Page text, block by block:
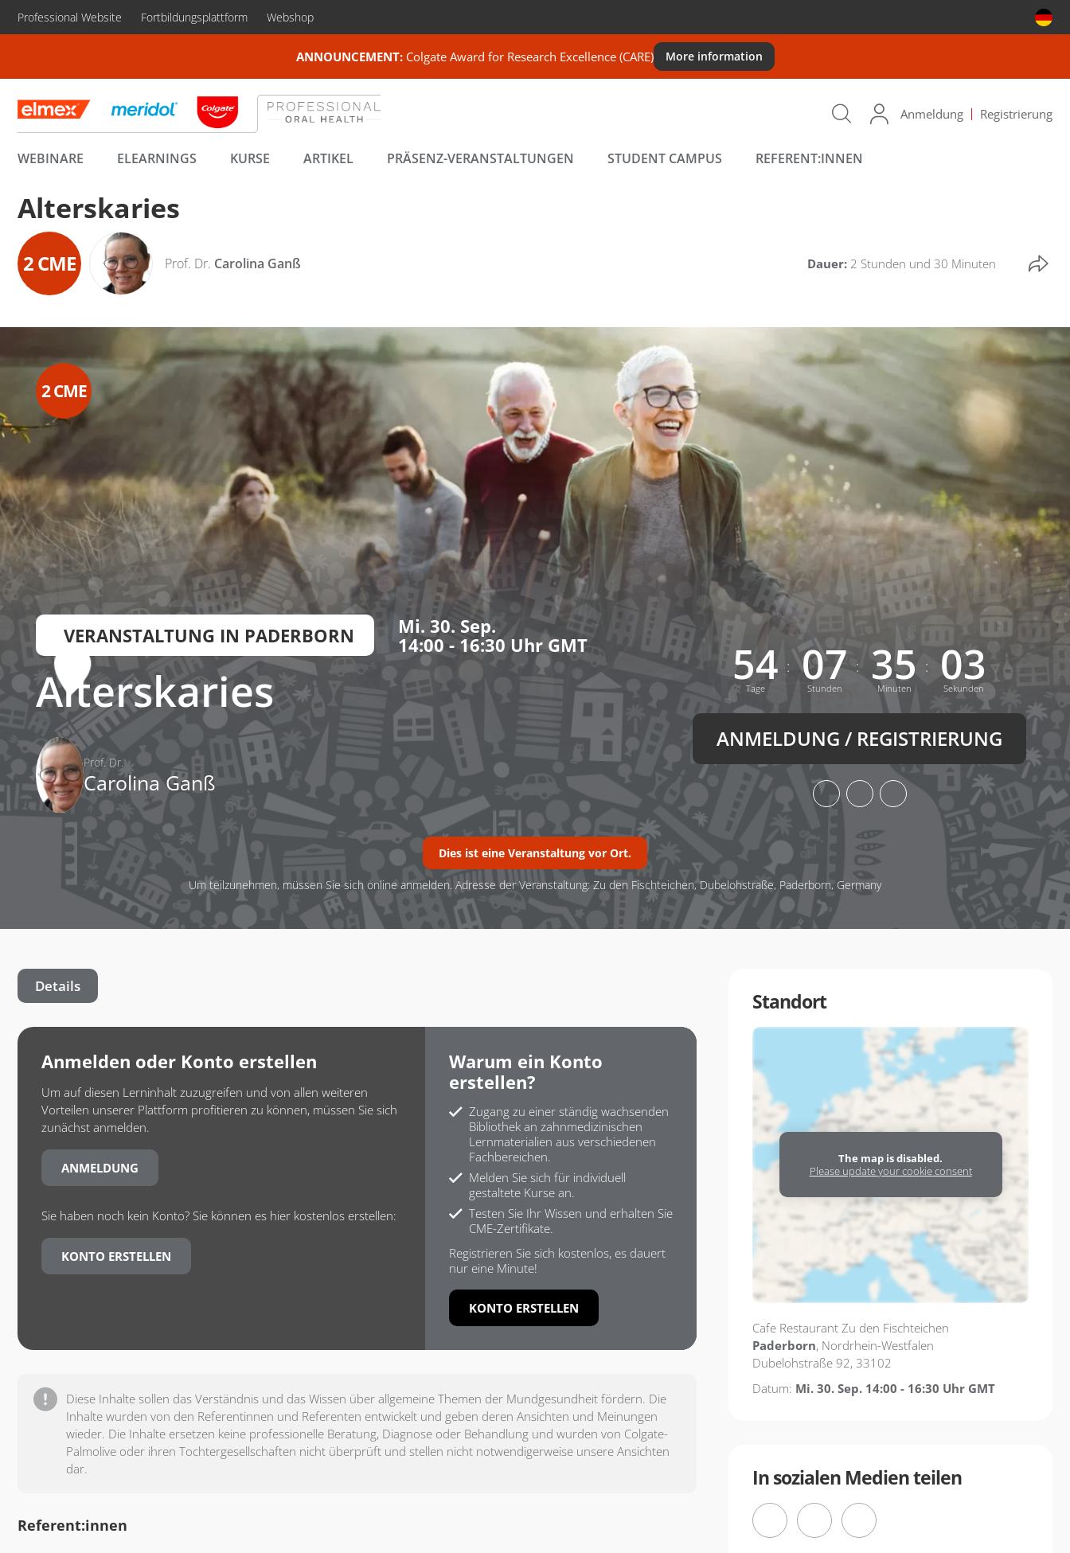
Professional Website Fortbildungsplattform Webshop
ANNOUNCEMENT:Colgate Award for Research Excellence (CARE) More information
Anmeldung Registrierung
WEBINARE ELEARNINGS KURSE ARTIKEL PRÄSENZ-VERANSTALTUNGEN STUDENT CAMPUS REFERENT:INNEN
Alterskaries
2CME Prof. Dr. Carolina Ganß Dauer: 2 Stunden und 30 Minuten
2CME
VERANSTALTUNG IN PADERBORN
Mi. 30. Sep.
14:00 - 16:30 Uhr GMT
Alterskaries
Prof. Dr.
Carolina Ganß
54
Tage
: 07
Stunden
: 35
Minuten
: 01
zweite
ANMELDUNG / REGISTRIERUNG
Dies ist eine Veranstaltung vor Ort.
Um teilzunehmen, müssen Sie sich online anmelden. Adresse der Veranstaltung: Zu den Fischteichen, Dubelohstraße, Paderborn, Germany
Details
Anmelden oder Konto erstellen
Um auf diesen Lerninhalt zuzugreifen und von allen weiteren
Vorteilen unserer Plattform profitieren zu können, müssen Sie sich
zunächst anmelden.
ANMELDUNG
Sie haben noch kein Konto? Sie können es hier kostenlos erstellen:
KONTO ERSTELLEN
Warum ein Konto
erstellen?
Zugang zu einer ständig wachsenden
Bibliothek an zahnmedizinischen
Lernmaterialien aus verschiedenen
Fachbereichen.
Melden Sie sich für individuell
gestaltete Kurse an.
Testen Sie Ihr Wissen und erhalten Sie
CME-Zertifikate.
Registrieren Sie sich kostenlos, es dauert
nur eine Minute!
KONTO ERSTELLEN
Diese Inhalte sollen das Verständnis und das Wissen über allgemeine Themen der Mundgesundheit fördern. Die
Inhalte wurden von den Referentinnen und Referenten entwickelt und geben deren Ansichten und Meinungen
wieder. Die Inhalte ersetzen keine professionelle Beratung, Diagnose oder Behandlung und wurden von Colgate-
Palmolive oder ihren Tochtergesellschaften nicht überprüft und stellen nicht notwendigerweise unsere Ansichten
dar.
Referent:innen
Standort
The map is disabled.
Please update your cookie consent
Cafe Restaurant Zu den Fischteichen
Paderborn, Nordrhein-Westfalen
Dubelohstraße 92, 33102
Datum: Mi. 30. Sep. 14:00 - 16:30 Uhr GMT
In sozialen Medien teilen